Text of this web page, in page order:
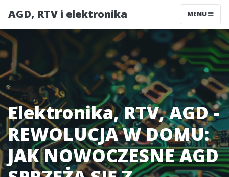
AGD, RTV i elektronika MENU
Elektronika, RTV, AGD -
REWOLUCJA W DOMU:
JAK NOWOCZESNE AGD